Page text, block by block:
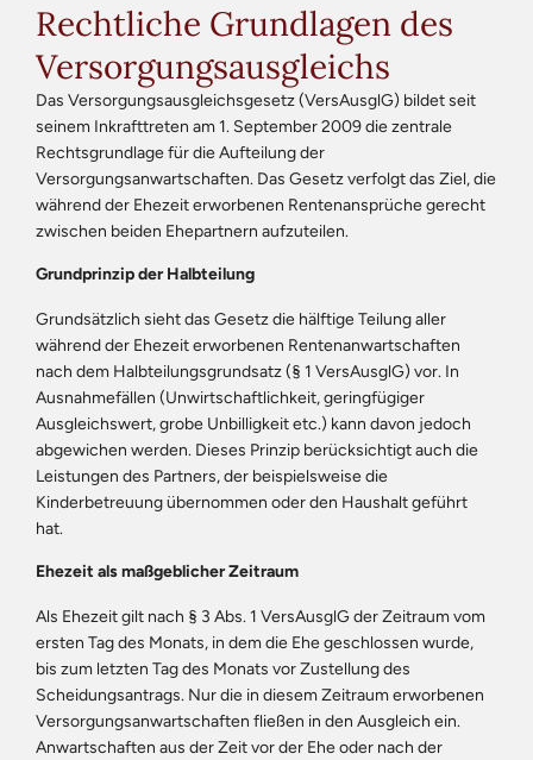
Rechtliche Grundlagen des
Versorgungsausgleichs
Das Versorgungsausgleichsgesetz (VersAusglG) bildet seit
seinem Inkrafttreten am 1. September 2009 die zentrale
Rechtsgrundlage für die Aufteilung der
Versorgungsanwartschaften. Das Gesetz verfolgt das Ziel, die
während der Ehezeit erworbenen Rentenansprüche gerecht
zwischen beiden Ehepartnern aufzuteilen.
Grundprinzip der Halbteilung
Grundsätzlich sieht das Gesetz die hälftige Teilung aller
während der Ehezeit erworbenen Rentenanwartschaften
nach dem Halbteilungsgrundsatz (§ 1 VersAusglG) vor. In
Ausnahmefällen (Unwirtschaftlichkeit, geringfügiger
Ausgleichswert, grobe Unbilligkeit etc.) kann davon jedoch
abgewichen werden. Dieses Prinzip berücksichtigt auch die
Leistungen des Partners, der beispielsweise die
Kinderbetreuung übernommen oder den Haushalt geführt
hat.
Ehezeit als maßgeblicher Zeitraum
Als Ehezeit gilt nach § 3 Abs. 1 VersAusglG der Zeitraum vom
ersten Tag des Monats, in dem die Ehe geschlossen wurde,
bis zum letzten Tag des Monats vor Zustellung des
Scheidungsantrags. Nur die in diesem Zeitraum erworbenen
Versorgungsanwartschaften fließen in den Ausgleich ein.
Anwartschaften aus der Zeit vor der Ehe oder nach der